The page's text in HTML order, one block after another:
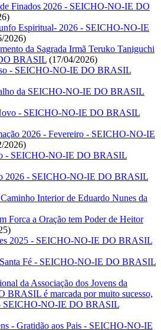
Finados 2026 - SEICHO-NO-IE DO
Espiritual- 2026 - SEICHO-NO-IE
2026)
da Sagrada Irmã Teruko Taniguchi
BRASIL (17/04/2026)
- SEICHO-NO-IE DO BRASIL
da SEICHO-NO-IE DO BRASIL
- SEICHO-NO-IE DO BRASIL
2026 - Fevereiro - SEICHO-NO-IE
2026)
- SEICHO-NO-IE DO BRASIL
2026 - SEICHO-NO-IE DO BRASIL
Interior de Eduardo Nunes da
Forca a Oração tem Poder de Heitor
2025 - SEICHO-NO-IE DO BRASIL
Fé - SEICHO-NO-IE DO BRASIL
da Associação dos Jovens da
BRASIL é marcada por muito sucesso,
SEICHO-NO-IE DO BRASIL
- Gratidão aos Pais - SEICHO-NO-IE